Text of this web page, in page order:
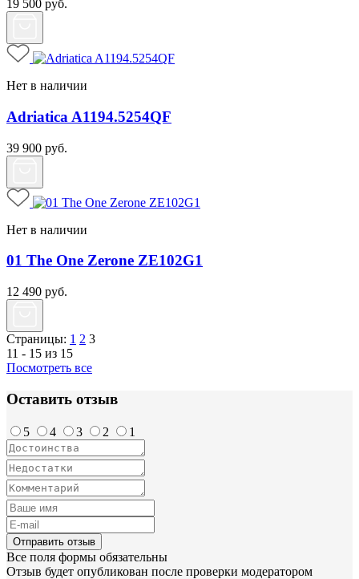
19 500 руб.
Нет в наличии
Adriatica A1194.5254QF
39 900 руб.
Нет в наличии
01 The One Zerone ZE102G1
12 490 руб.
Страницы: 1 2 3
11 - 15 из 15
Посмотреть все
Оставить отзыв
5 4 3 2 1
Отправить отзыв
Все поля формы обязательны
Отзыв будет опубликован после проверки модератором